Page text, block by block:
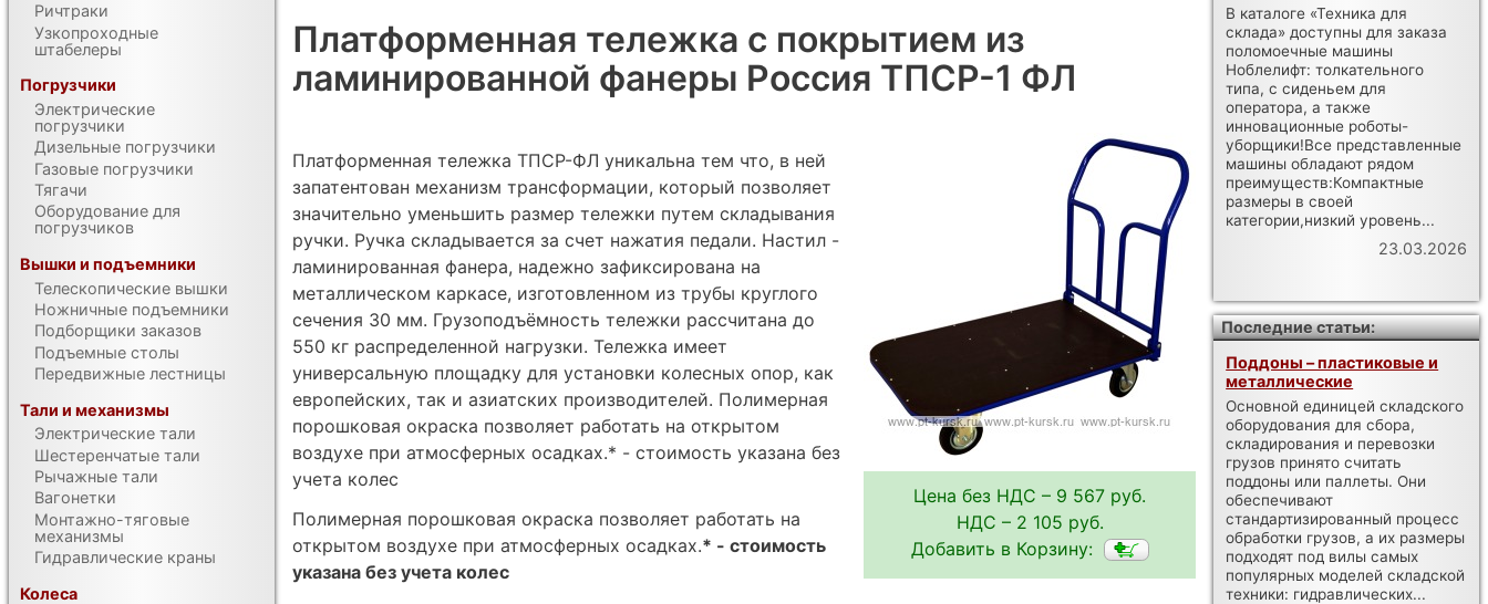
Платформенная тележка с покрытием из
ламинированной фанеры Россия ТПСР-1 ФЛ
Цена без НДС – 9 567 руб.
НДС – 2 105 руб.
Добавить в Корзину:
Платформенная тележка ТПСР-ФЛ уникальна тем что, в ней
запатентован механизм трансформации, который позволяет
значительно уменьшить размер тележки путем складывания
ручки. Ручка складывается за счет нажатия педали. Настил -
ламинированная фанера, надежно зафиксирована на
металлическом каркасе, изготовленном из трубы круглого
сечения 30 мм. Грузоподъёмность тележки рассчитана до
550 кг распределенной нагрузки. Тележка имеет
универсальную площадку для установки колесных опор, как
европейских, так и азиатских производителей. Полимерная
порошковая окраска позволяет работать на открытом
воздухе при атмосферных осадках.* - стоимость указана без
учета колес
Полимерная порошковая окраска позволяет работать на
открытом воздухе при атмосферных осадках.* - стоимость
указана без учета колес
Ричтраки
Узкопроходные
штабелеры
Погрузчики
Электрические
погрузчики
Дизельные погрузчики
Газовые погрузчики
Тягачи
Оборудование для
погрузчиков
Вышки и подъемники
Телескопические вышки
Ножничные подъемники
Подборщики заказов
Подъемные столы
Передвижные лестницы
Тали и механизмы
Электрические тали
Шестеренчатые тали
Рычажные тали
Вагонетки
Монтажно-тяговые
механизмы
Гидравлические краны
Колеса
В каталоге «Техника для
склада» доступны для заказа
поломоечные машины
Ноблелифт: толкательного
типа, с сиденьем для
оператора, а также
инновационные роботы-
уборщики!Все представленные
машины обладают рядом
преимуществ:Компактные
размеры в своей
категории,низкий уровень...
23.03.2026
Последние статьи:
Поддоны – пластиковые и
металлические
Основной единицей складского
оборудования для сбора,
складирования и перевозки
грузов принято считать
поддоны или паллеты. Они
обеспечивают
стандартизированный процесс
обработки грузов, а их размеры
подходят под вилы самых
популярных моделей складской
техники: гидравлических...